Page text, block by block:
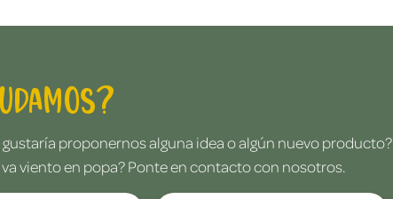
proponernos alguna idea o algún nuevo producto?
viento en popa? Ponte en contacto con nosotros.